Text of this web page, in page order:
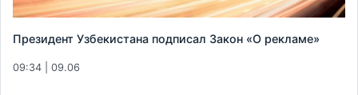
Президент Узбекистана подписал Закон «О рекламе»
09:34 | 09.06